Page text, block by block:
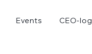
Events CEO-log